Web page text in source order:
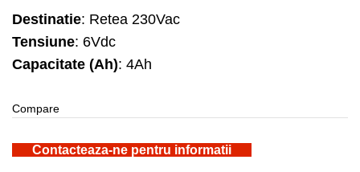
Destinatie: Retea 230Vac
Tensiune: 6Vdc
Capacitate (Ah): 4Ah
Compare
Contacteaza-ne pentru informatii